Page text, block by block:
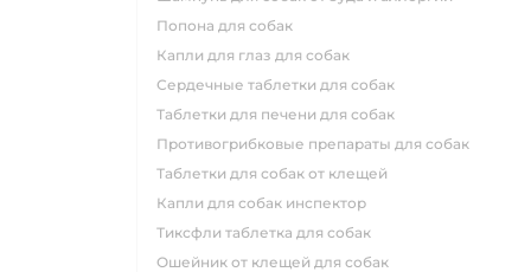
попона для собак
капли для глаз для собак
сердечные таблетки для собак
таблетки для печени для собак
противогрибковые препараты для собак
таблетки для собак от клещей
капли для собак инспектор
тиксфли таблетка для собак
ошейник от клещей для собак